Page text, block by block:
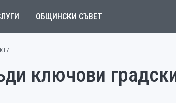
ОБЩИНСКИ СЪВЕТ
ключови